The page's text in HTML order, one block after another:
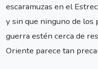
escaramuzas en el
y sin que ninguno de los
guerra estén cerca de
Oriente parece tan